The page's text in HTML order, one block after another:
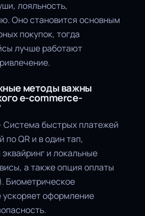
лояльность,
Оно становится основным
покупок, тогда
лучше работают
методы важны
e-commerce-
Система быстрых платежей
QR и в один тап,
и локальные
а также опция оплаты
Биометрическое
ускоряет оформление